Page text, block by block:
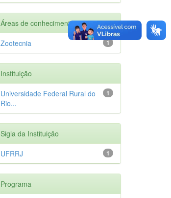
Áreas de conhecimento
1
Zootecnia
Instituição
1
Universidade Federal Rural do
Rio...
Sigla da Instituição
1
UFRRJ
Programa